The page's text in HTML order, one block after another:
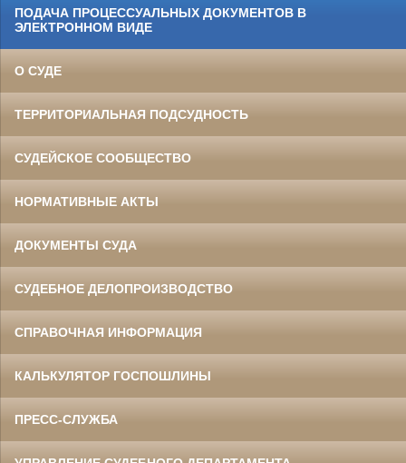
ПОДАЧА ПРОЦЕССУАЛЬНЫХ ДОКУМЕНТОВ В
ЭЛЕКТРОННОМ ВИДЕ
О СУДЕ
ТЕРРИТОРИАЛЬНАЯ ПОДСУДНОСТЬ
СУДЕЙСКОЕ СООБЩЕСТВО
НОРМАТИВНЫЕ АКТЫ
ДОКУМЕНТЫ СУДА
СУДЕБНОЕ ДЕЛОПРОИЗВОДСТВО
СПРАВОЧНАЯ ИНФОРМАЦИЯ
КАЛЬКУЛЯТОР ГОСПОШЛИНЫ
ПРЕСС-СЛУЖБА